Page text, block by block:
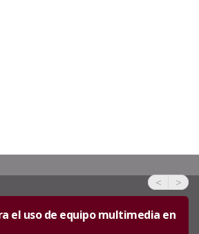
< >
el uso de equipo multimedia en